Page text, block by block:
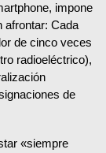
impone
afrontar: Cada
de cinco veces
radioeléctrico),
de
«siempre